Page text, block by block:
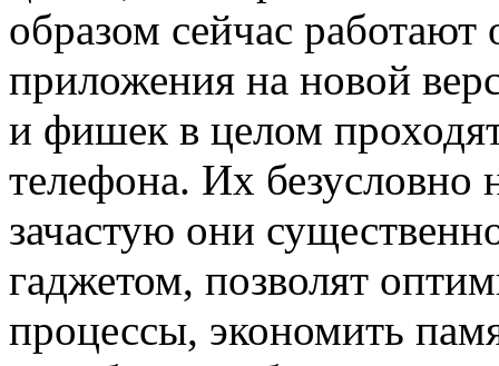
образом сейчас
приложения на новой
и фишек в целом
телефона. Их безусловно
зачастую они
гаджетом, позволят
процессы, экономить